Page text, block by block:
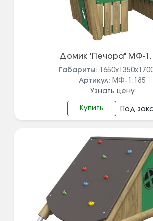
Домик "Печора" МФ-
Габариты:
Артикул: МФ-1.185
Узнать цену
Купить Под